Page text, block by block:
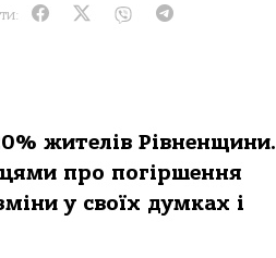
жителів Рівненщини.
про погіршення
у своїх думках і